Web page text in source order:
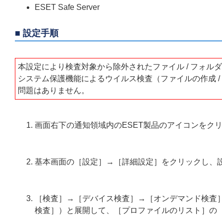
ESET Safe Server
■ 設定手順
本設定により検査対象から除外されたファイル / フォル
システム保護機能によるウイルス検査（ファイルの作
問題はありません。
画面右下の通知領域内のESET製品のアイコンをク
基本画面の［設定］→［詳細設定］をクリックし、
［検査］→［デバイス検査］→［オンデマンド検
検査］）と展開して、［プロファイルのリスト］の